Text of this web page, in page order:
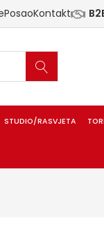
PosaoKontakt
STUDIO/RASVJETA